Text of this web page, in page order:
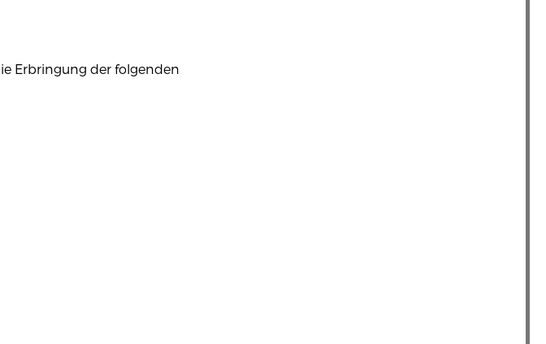
Erbringung der folgenden